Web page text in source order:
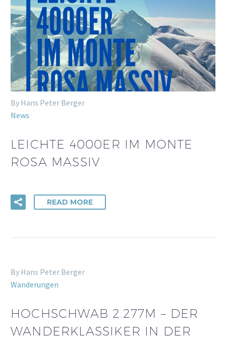
By Hans Peter Berger
News
LEICHTE 4000ER IM MONTE
ROSA MASSIV
READ MORE
By Hans Peter Berger
Wanderungen
HOCHSCHWAB 2.277M – DER
WANDERKLASSIKER IN DER